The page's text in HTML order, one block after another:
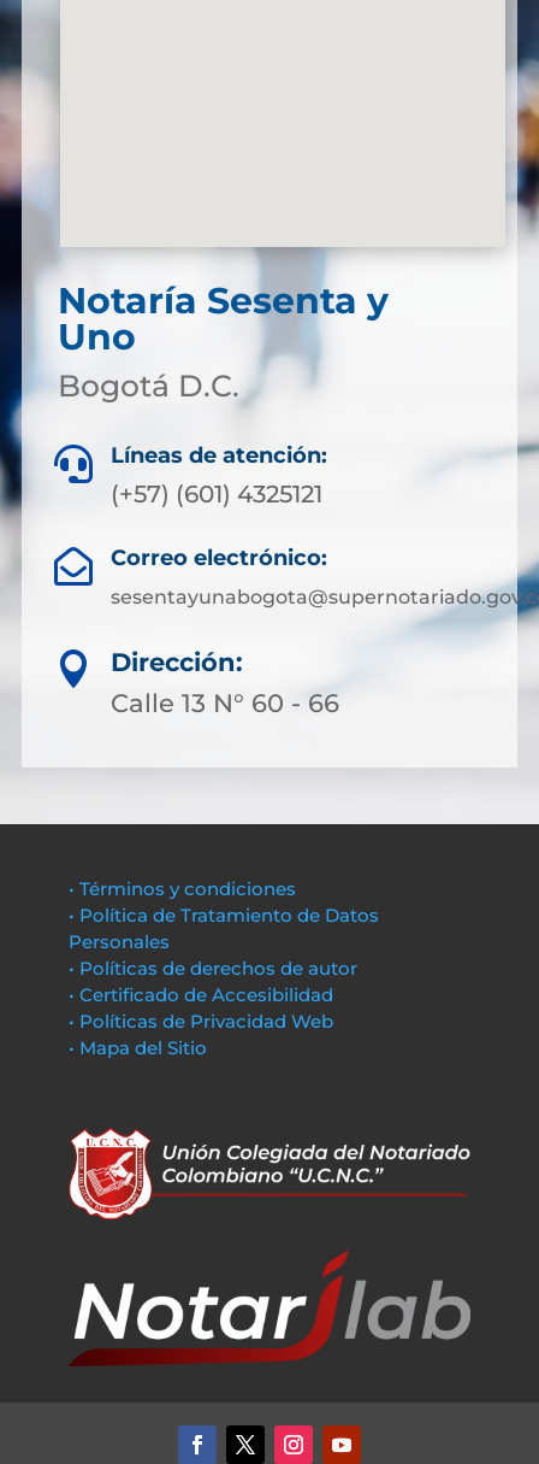
Notaría Sesenta y
Uno
Bogotá D.C.
 Líneas de atención:
(+57) (601) 4325121
 Correo electrónico:

Dirección:
Calle 13 N° 60 - 66
• Términos y condiciones
• Política de Tratamiento de Datos
Personales
• Políticas de derechos de autor
• Certificado de Accesibilidad
• Políticas de Privacidad Web
• Mapa del Sitio